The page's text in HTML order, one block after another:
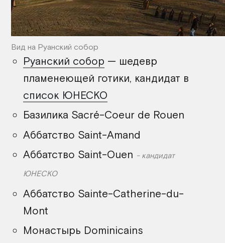
Вид на Руанский собор
Руанский собор — шедевр
пламенеющей готики, кандидат в
список ЮНЕСКО
Базилика Sacré-Coeur de Rouen
Аббатство Saint-Amand
Аббатство Saint-Ouen
кандидат
ЮНЕСКО
Аббатство Sainte-Catherine-du-
Mont
Монастырь Dominicains